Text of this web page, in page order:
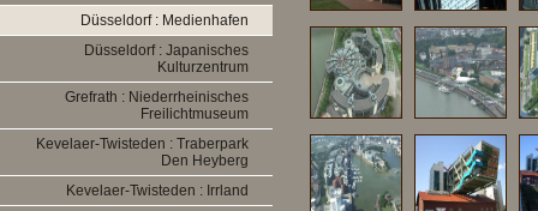
Düsseldorf : Medienhafen
Düsseldorf : Japanisches
Kulturzentrum
Grefrath : Niederrheinisches
Freilichtmuseum
Kevelaer-Twisteden : Traberpark
Den Heyberg
Kevelaer-Twisteden : Irrland